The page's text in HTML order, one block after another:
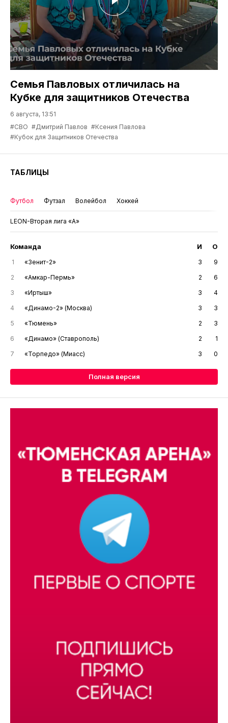
Семья Павловых отличилась на
Кубке для защитников Отечества
6 августа, 13:51
#СВО #Дмитрий Павлов #Ксения Павлова
#Кубок для Защитников Отечества
ТАБЛИЦЫ
Футбол Футзал Волейбол Хоккей
LEON-Вторая лига «А»
Команда И О
1 «Зенит-2» 3
9
2
«Амкар-Пермь» 2
6
3
«Иртыш» 3
4
4
«Динамо-2» (Москва) 3
3
5
«Тюмень» 2
3
6
«Динамо» (Ставрополь) 2
1
7
«Торпедо» (Миасс) 3 0
Полная версия